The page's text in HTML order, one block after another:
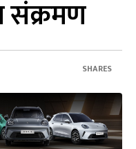
संक्रमण
SHARES